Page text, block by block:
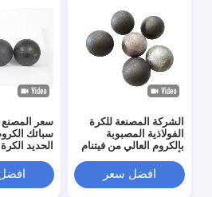
الشركة المصنعة للكرة
الفولاذية المصبوبة
بالكروم العالي من فيتنام
لصناعات طحن الطاقة
والتعدين
افضل سعر
سعر المصنع
سبائك
عالية
الوسائط